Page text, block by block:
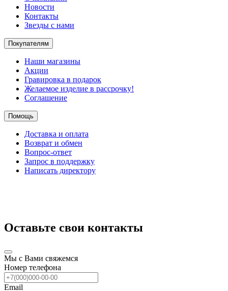
Новости
Контакты
Звезды с нами
Покупателям
Наши магазины
Акции
Гравировка в подарок
Желаемое изделие в рассрочку!
Соглашение
Помощь
Доставка и оплата
Возврат и обмен
Вопрос-ответ
Запрос в поддержку
Написать директору
Оставьте свои контакты
Мы с Вами свяжемся
Номер телефона
Email